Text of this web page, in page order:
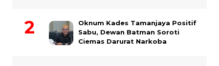
Oknum Kades Tamanjaya Positif
Sabu, Dewan Batman Soroti
Ciemas Darurat Narkoba